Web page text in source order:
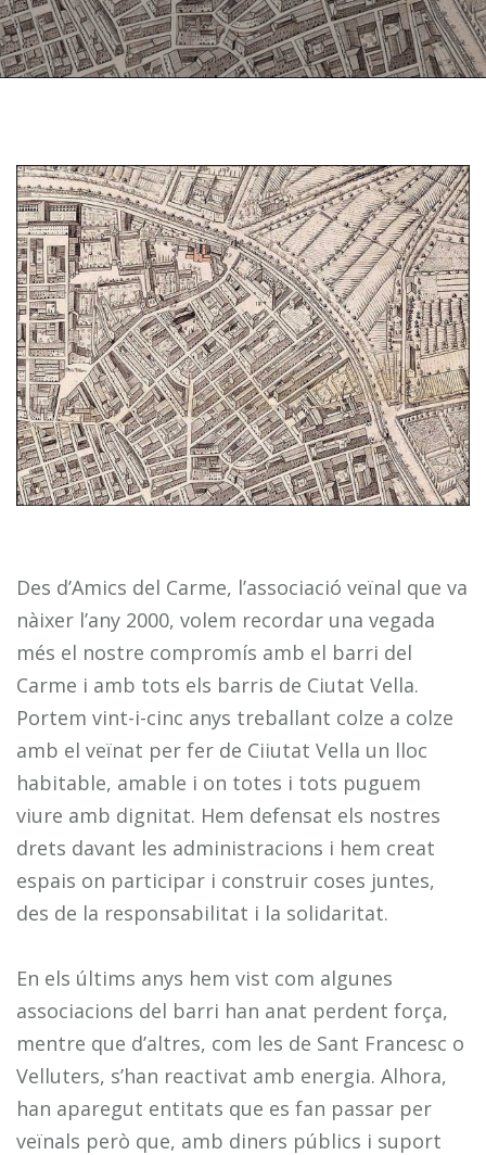
Des d’Amics del Carme, l’associació veïnal que va
nàixer l’any 2000, volem recordar una vegada
més el nostre compromís amb el barri del
Carme i amb tots els barris de Ciutat Vella.
Portem vint-i-cinc anys treballant colze a colze
amb el veïnat per fer de Ciiutat Vella un lloc
habitable, amable i on totes i tots puguem
viure amb dignitat. Hem defensat els nostres
drets davant les administracions i hem creat
espais on participar i construir coses juntes,
des de la responsabilitat i la solidaritat.
En els últims anys hem vist com algunes
associacions del barri han anat perdent força,
mentre que d’altres, com les de Sant Francesc o
Velluters, s’han reactivat amb energia. Alhora,
han aparegut entitats que es fan passar per
veïnals però que, amb diners públics i suport